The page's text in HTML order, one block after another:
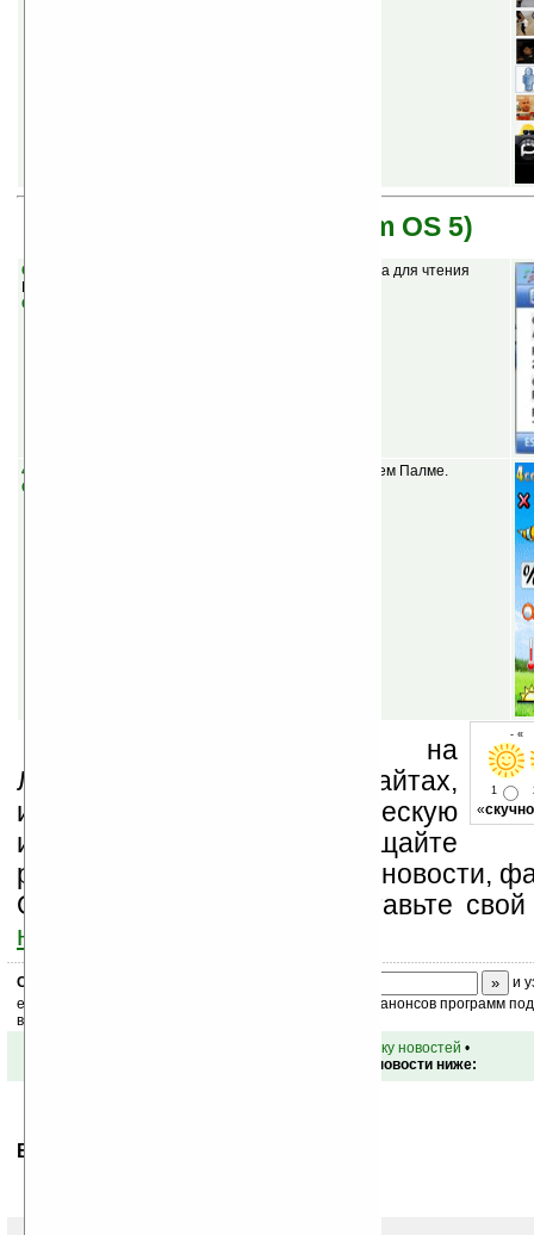
Garnet OS (бывшая Palm OS 5)
GoTreo News Reader v1.0
(бесплатная) — Программа для чтения
Скачать
4cast v1.96
(шареварная) — прогноз погоды на вашем Палме.
Скачать
- «
1
«скучно
Устанавливайте линк на
Ладошки на своих сайтах,
изучайте коммерческую
информацию, посещайте
разделы сайта (форум, чат, новости,
Оцените эту новость и оставьте
ниже на странице
Скоро
и
ежедневный или еженедельный дайджест новостей, анонсов программ
ваш почтовый ящик.
вернуться к списку новостей •
Обсуждение этой новости ниже:
Ваше мнение будет первым.